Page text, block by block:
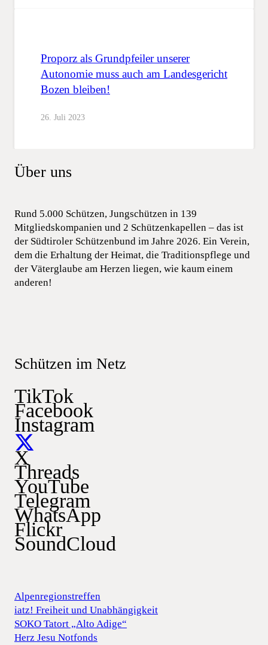
Proporz als Grundpfeiler unserer
Autonomie muss auch am Landesgericht
Bozen bleiben!
26. Juli 2023
Über uns
Rund 5.000 Schützen, Jungschützen in 139
Mitgliedskompanien und 2 Schützenkapellen – das ist
der Südtiroler Schützenbund im Jahre 2026. Ein Verein,
dem die Erhaltung der Heimat, die Traditionspflege und
der Väterglaube am Herzen liegen, wie kaum einem
anderen!
Schützen im Netz
TikTok
Facebook
Instagram
X
Threads
YouTube
Telegram
WhatsApp
Flickr
SoundCloud
Alpenregionstreffen
iatz! Freiheit und Unabhängigkeit
SOKO Tatort „Alto Adige“
Herz Jesu Notfonds